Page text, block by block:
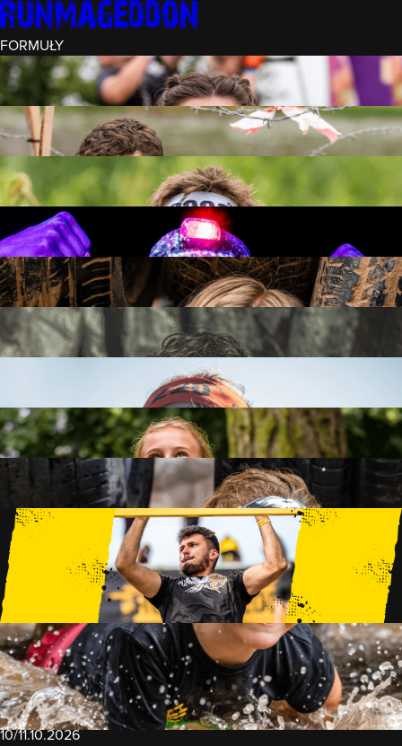
FORMUŁY
INTRO (¼)
15 PRZESZKÓD
3 KM+
REKRUT (½)
30 PRZESZKÓD
6 KM+
RUNMAGEDDON
50 PRZESZKÓD
12 KM+
NOCNY REKRUT (½)
30 PRZESZKÓD
6 KM+
INTRO U-16
15 PRZESZKÓD
3 KM+
RUNMAGEDDON HARDCORE
70 PRZESZKÓD
21 KM+
42 KM+
FAMILY
15 PRZESZKÓD
2 KM+
KIDS
15 PRZESZKÓD
1 KM+
TRENINGI
WYDARZENIA
RUNMAGEDDON LUBLIN ZALEW ZEMBORZYCKI
22/23.08.2026
RUNMAGEDDON ERGO ARENA GDAŃSK/SOPOT
12/13.09.2026
RUNMAGEDDON KIDS: DEMO WARSZAWA 24/26.09.2026
RUNMAGEDDON WROCŁAW KOPALNIA ROLANTOWICE
26/27.09.2026
RUNMAGEDDON WARSZAWA TWIERDZA MODLIN
10/11.10.2026